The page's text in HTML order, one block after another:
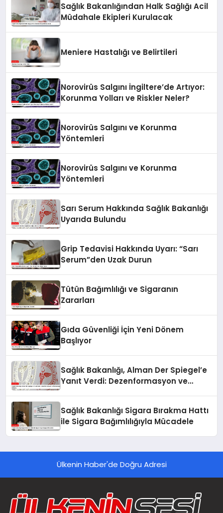
Sağlık Bakanlığından Halk Sağlığı Acil
Müdahale Ekipleri Kurulacak
Meniere Hastalığı ve Belirtileri
Norovirüs Salgını İngiltere’de Artıyor:
Korunma Yolları ve Riskler Neler?
Norovirüs Salgını ve Korunma
Yöntemleri
Norovirüs Salgını ve Korunma
Yöntemleri
Sarı Serum Hakkında Sağlık Bakanlığı
Uyarıda Bulundu
Grip Tedavisi Hakkında Uyarı: “Sarı
Serum”den Uzak Durun
Tütün Bağımlılığı ve Sigaranın
Zararları
Gıda Güvenliği İçin Yeni Dönem
Başlıyor
Sağlık Bakanlığı, Alman Der Spiegel’e
Yanıt Verdi: Dezenformasyon ve
Sağlık Bakanlığı Sigara Bırakma Hattı
ile Sigara Bağımlılığıyla Mücadele
Ülkenin Haber'de Doğru Adresi